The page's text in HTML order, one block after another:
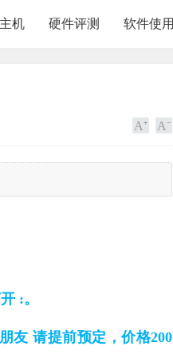
机 硬件评测 软件使用
:。
友 请提前预定，价格200